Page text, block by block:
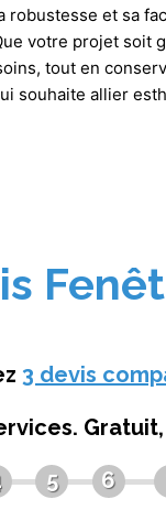
robustesse et sa
votre projet soit
tout en
souhaite allier